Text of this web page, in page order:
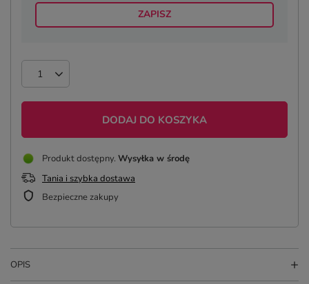
ZAPISZ
DODAJ DO KOSZYKA
Produkt dostępny Wysyłka w środę
Tania i szybka dostawa
Bezpieczne zakupy
OPIS